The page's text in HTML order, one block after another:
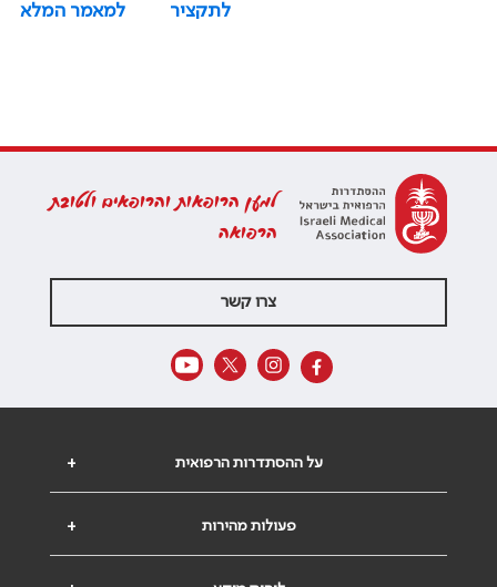
לתקציר
למאמר המלא
למען הרופאות והרופאים ולטובת
הרפואה
צרו קשר
+ על ההסתדרות הרפואית
+ פעולות מהירות